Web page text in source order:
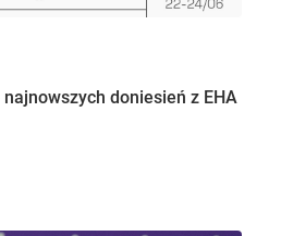
doniesień z EHA